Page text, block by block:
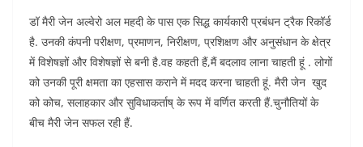
डॉ मैरी जेन अल्वेरो अल महदी के पास एक सिद्ध कार्यकारी प्रबंधन ट्रैक रिकॉर्ड
है. उनकी कंपनी परीक्षण, प्रमाणन, निरीक्षण, प्रशिक्षण और अनुसंधान के क्षेत्र
में विशेषज्ञों और विशेषज्ञों से बनी है.वह कहती हैं,मैं बदलाव लाना चाहती हूं . लोगों
को उनकी पूरी क्षमता का एहसास कराने में मदद करना चाहती हूं. मैरी जेन खुद
को कोच, सलाहकार और सुविधाकर्ताष् के रूप में वर्णित करती हैं.चुनौतियों के
बीच मैरी जेन सफल रही हैं.